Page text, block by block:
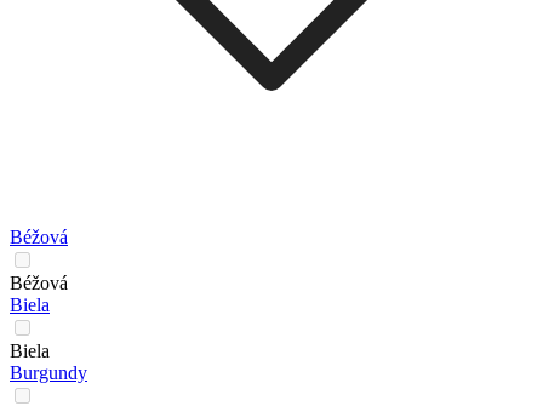
Béžová
Béžová
Biela
Biela
Burgundy